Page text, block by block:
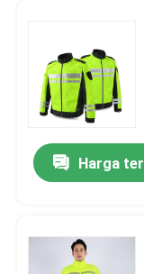
Rumah Harga